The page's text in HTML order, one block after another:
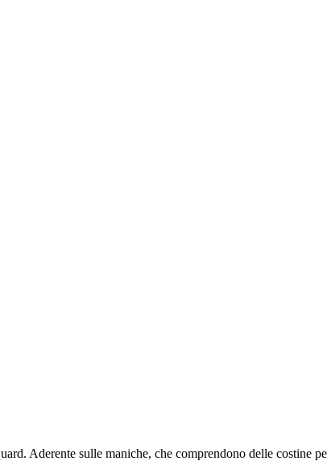
Aderente sulle maniche, che comprendono delle costine